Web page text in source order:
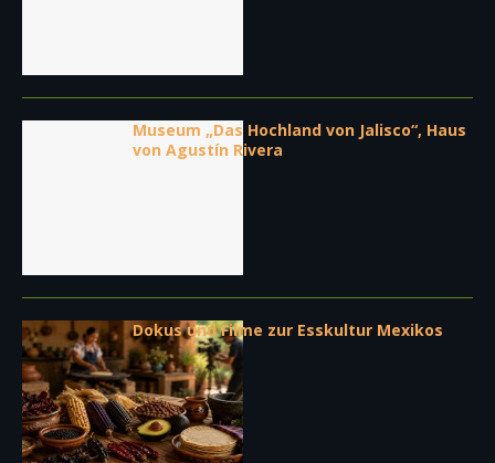
Museum „Das Hochland von Jalisco“, Haus
von Agustín Rivera
Dokus und Filme zur Esskultur Mexikos